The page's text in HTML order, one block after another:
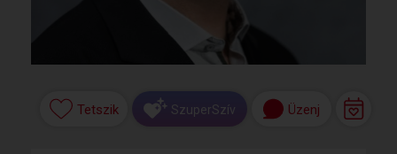
Tetszik SzuperSzív Üzenj